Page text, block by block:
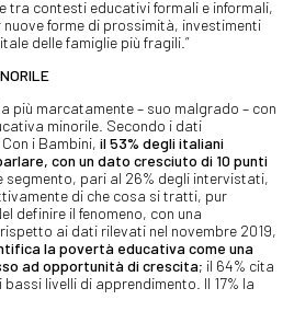
tra contesti educativi formali e informali,
nuove forme di prossimità, investimenti
delle famiglie più fragili.”
più marcatamente – suo malgrado – con
minorile. Secondo i dati
i Bambini, il 53% degli italiani
con un dato cresciuto di 10 punti
segmento, pari al 26% degli intervistati,
di che cosa si tratti, pur
definire il fenomeno, con una
ai dati rilevati nel novembre 2019,
la povertà educativa come una
ad opportunità di crescita; il 64% cita
livelli di apprendimento. Il 17% la